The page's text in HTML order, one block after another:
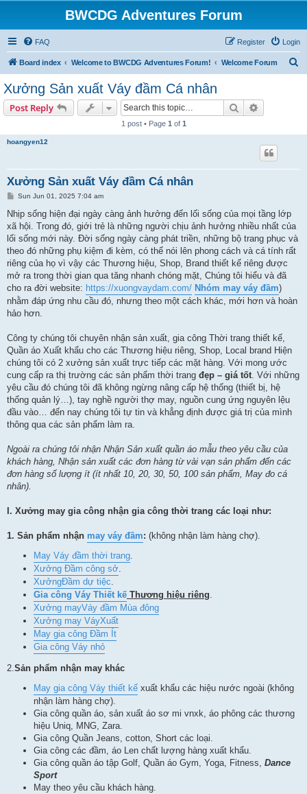
BWCDG Adventures Forum
FAQ Login
Register
Board index Welcome to BWCDG Adventures Forum! Welcome Forum
Xưởng Sản xuất Váy đầm Cá nhân
Post Reply Search
1 post • Page 1 of 1
hoangyen12
Xưởng Sản xuất Váy đầm Cá nhân
P
s
Sun Jun 01, 2025 7:04 am
Nhịp sống hiện đại ngày càng ảnh hưởng đến lối sống của mọi tầng lớp
xã hội. Trong đó, giới trẻ là những người chịu ảnh hưởng nhiều nhất của
lối sống mới này. Đời sống ngày càng phát triền, những bộ trang phục và
theo đó những phụ kiệm đi kèm, có thể nói lên phong cách và cá tính rất
riêng của họ vì vậy các Thương hiệu, Shop, Brand thiết kế riêng được
mở ra trong thời gian qua tăng nhanh chóng mặt, Chúng tôi hiểu và đã
cho ra đời website: https://xuongvaydam.com/ Nhóm may váy đầm)
nhằm đáp ứng nhu cầu đó, nhưng theo một cách khác, mới hơn và hoàn
hảo hơn.
Công ty chúng tôi chuyên nhận sản xuất, gia công Thời trang thiết kế,
Quần áo Xuất khẩu cho các Thương hiệu riêng, Shop, Local brand Hiện
chúng tôi có 2 xưởng sản xuất trực tiếp các mặt hàng. Với mong ước
cung cấp ra thị trường các sản phẩm thời trang đẹp – giá tốt. Với những
yêu cầu đó chúng tôi đã không ngừng nâng cấp hệ thống (thiết bị, hệ
thống quản lý…), tay nghề người thợ may, nguồn cung ứng nguyên lệu
đầu vào… đến nay chúng tôi tự tin và khẳng định được giá trị của mình
thông qua các sản phẩm làm ra.
Ngoài ra chúng tôi nhận Nhận Sản xuất quần áo mẫu theo yêu cầu của
khách hàng, Nhận sản xuất các đơn hàng từ vài vạn sản phẩm đến các
đơn hàng số lượng ít (ít nhất 10, 20, 30, 50, 100 sản phẩm, May đo cá
nhân).
I. Xưởng may gia công nhận gia công thời trang các loại như:
1. Sản phẩm nhận may váy đầm: (không nhận làm hàng chợ).
May Váy đầm thời trang.
Xưởng Đầm công sở.
XưởngĐầm dự tiệc.
Gia công Váy Thiết kế Thương hiệu riêng.
Xưởng mayVáy đầm Mùa đông
Xưởng may VáyXuất
May gia công Đầm Ít
Gia công Váy nhỏ
2.Sản phẩm nhận may khác
May gia công Váy thiết kế xuất khẩu các hiệu nước ngoài (không
nhận làm hàng chợ).
Gia công quần áo, sản xuất áo sơ mi vnxk, áo phông các thương
hiệu Uniq, MNG, Zara.
Gia công Quần Jeans, cotton, Short các loại.
Gia công các đầm, áo Len chất lượng hàng xuất khẩu.
Gia công quần áo tập Golf, Quần áo Gym, Yoga, Fitness, Dance
Sport
May theo yêu cầu khách hàng.